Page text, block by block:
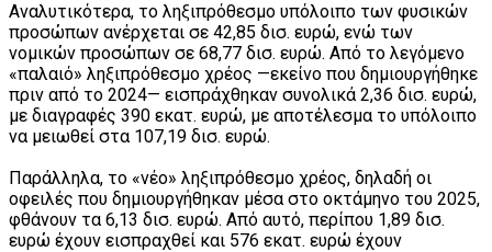
Αναλυτικότερα, το ληξιπρόθεσμο υπόλοιπο των φυσικών
προσώπων ανέρχεται σε 42,85 δισ. ευρώ, ενώ των
νομικών προσώπων σε 68,77 δισ. ευρώ. Από το λεγόμενο
«παλαιό» ληξιπρόθεσμο χρέος —εκείνο που δημιουργήθηκε
πριν από το 2024— εισπράχθηκαν συνολικά 2,36 δισ. ευρώ,
με διαγραφές 390 εκατ. ευρώ, με αποτέλεσμα το υπόλοιπο
να μειωθεί στα 107,19 δισ. ευρώ.
Παράλληλα, το «νέο» ληξιπρόθεσμο χρέος, δηλαδή οι
οφειλές που δημιουργήθηκαν μέσα στο οκτάμηνο του 2025,
φθάνουν τα 6,13 δισ. ευρώ. Από αυτό, περίπου 1,89 δισ.
ευρώ έχουν εισπραχθεί και 576 εκατ. ευρώ έχουν